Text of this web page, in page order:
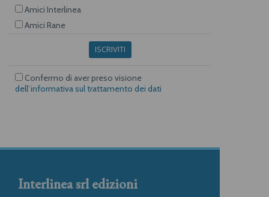
Amici Interlinea
Amici Rane
ISCRIVITI
Confermo di aver preso visione
dell’informativa sul trattamento dei dati
Interlinea srl edizioni